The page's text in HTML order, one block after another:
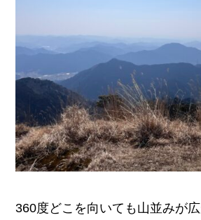
360度どこを向いても山並みが